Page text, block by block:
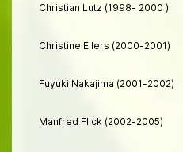
Christian Lutz (1998- 2000 )
Christine Eilers (2000-2001)
Fuyuki Nakajima (2001-2002)
Manfred Flick (2002-2005)